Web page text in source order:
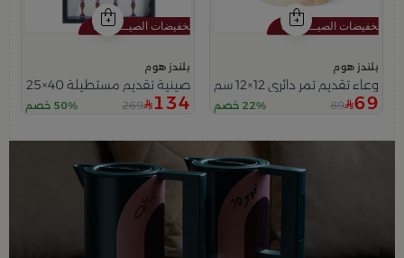
بلندز هوم
وعاء تقديم تمر دائري 12×12 سم أبيض متعدد الألوان من السيراميك بغطاء من سيلورا
69
89 22% خصم
بلندز هوم
صينية تقديم مستطيلة 40×25 سم أسود وأبيض من الزجاج والخشب بطباعة نخلة من سيلورا
134
269 50% خصم